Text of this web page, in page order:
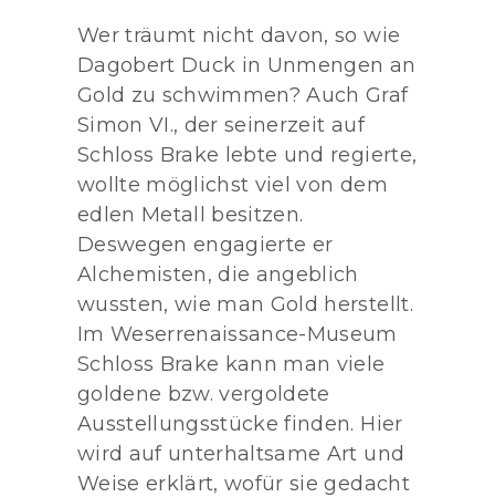
Wer träumt nicht davon, so wie
Dagobert Duck in Unmengen an
Gold zu schwimmen? Auch Graf
Simon VI., der seinerzeit auf
Schloss Brake lebte und regierte,
wollte möglichst viel von dem
edlen Metall besitzen.
Deswegen engagierte er
Alchemisten, die angeblich
wussten, wie man Gold herstellt.
Im Weserrenaissance-Museum
Schloss Brake kann man viele
goldene bzw. vergoldete
Ausstellungsstücke finden. Hier
wird auf unterhaltsame Art und
Weise erklärt, wofür sie gedacht